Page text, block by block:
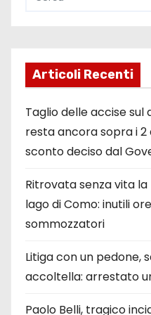
Articoli Recenti
Taglio delle accise sul
resta ancora sopra i
sconto deciso dal
Ritrovata senza vita
lago di Como: inutili
sommozzatori
Litiga con un pedone,
accoltella: arrestato
Paolo Belli, tragico